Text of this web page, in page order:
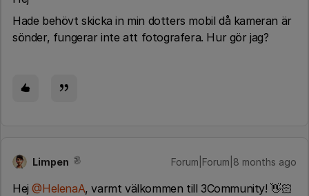
Hade behövt skicka in min dotters mobil då kameran är
sönder, fungerar inte att fotografera. Hur gör jag?
Limpen Forum|Forum|8 months ago
Hej ​@HelenaA, varmt välkommen till 3Community! 👋🏻